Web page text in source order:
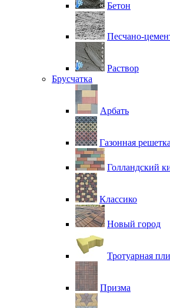
Бетон
Песчано-
Раствор
Брусчатка
Арбать
Газонная решетка
Голландский
Классико
Новый город
Тротуарная
Призма